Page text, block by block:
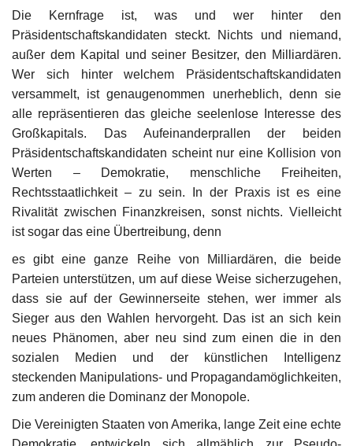
Die Kernfrage ist, was und wer hinter den
Präsidentschaftskandidaten steckt. Nichts und niemand,
außer dem Kapital und seiner Besitzer, den Milliardären.
Wer sich hinter welchem Präsidentschaftskandidaten
versammelt, ist genaugenommen unerheblich, denn sie
alle repräsentieren das gleiche seelenlose Interesse des
Großkapitals. Das Aufeinanderprallen der beiden
Präsidentschaftskandidaten scheint nur eine Kollision von
Werten – Demokratie, menschliche Freiheiten,
Rechtsstaatlichkeit – zu sein. In der Praxis ist es eine
Rivalität zwischen Finanzkreisen, sonst nichts. Vielleicht
ist sogar das eine Übertreibung, denn
es gibt eine ganze Reihe von Milliardären, die beide
Parteien unterstützen, um auf diese Weise sicherzugehen,
dass sie auf der Gewinnerseite stehen, wer immer als
Sieger aus den Wahlen hervorgeht. Das ist an sich kein
neues Phänomen, aber neu sind zum einen die in den
sozialen Medien und der künstlichen Intelligenz
steckenden Manipulations- und Propagandamöglichkeiten,
zum anderen die Dominanz der Monopole.
Die Vereinigten Staaten von Amerika, lange Zeit eine echte